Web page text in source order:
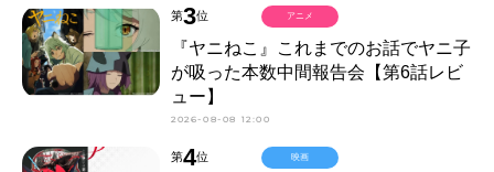
第3位
『ヤニねこ』これまでのお話でヤニ子
が吸った本数中間報告会【第6話レビ
ュー】
2026-08-08 12:00
アニメ
第4位 映画